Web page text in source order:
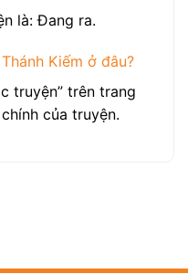
là: Đang ra.
Kiếm ở đâu?
truyện” trên trang
của truyện.